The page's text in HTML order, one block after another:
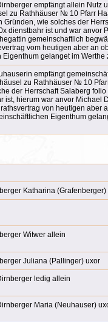
empfängt allein Nutz
zu Rathhäuser № 10 Pfarr
Gründen, wie solches der
dienstbahr ist und war anvor
gemeinschaftlich
vom heutigen aber an
Eigenthum gelanget im
empfängt
zu Rathhäuser № 10
der Herrschaft Salaberg
ist, hierum war anvor Michael
von heutigen aber
Eigenthum
Katharina (Grafenberger)
Witwer allein
Juliana (Pallinger) uxor
ledig allein
Maria (Neuhauser)